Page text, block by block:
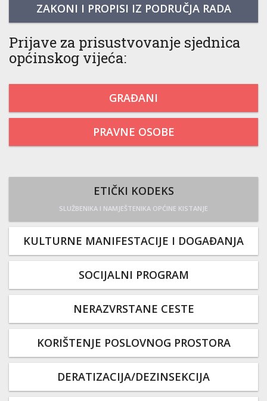
ZAKONI I PROPISI IZ PODRUČJA RADA
Prijave za prisustvovanje sjednica
općinskog vijeća:
GRAĐANI
PRAVNE OSOBE
ETIČKI KODEKS
SLUŽBENIKA I NAMJEŠTENIKA OPĆINE KISTANJE
KULTURNE MANIFESTACIJE I DOGAĐANJA
SOCIJALNI PROGRAM
NERAZVRSTANE CESTE
KORIŠTENJE POSLOVNOG PROSTORA
DERATIZACIJA/DEZINSEKCIJA